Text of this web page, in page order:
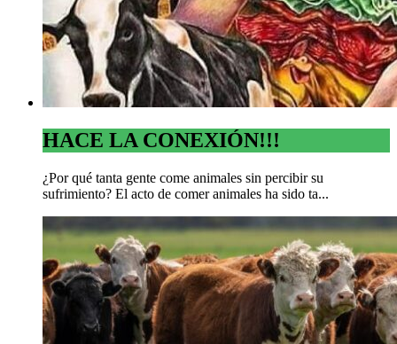
HACE LA CONEXIÓN!!!
¿Por qué tanta gente come animales sin percibir su
sufrimiento? El acto de comer animales ha sido ta...